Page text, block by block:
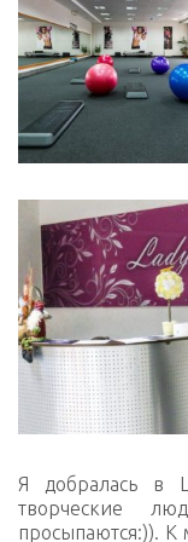
Я добралась в
творческие
просыпаются:)). К